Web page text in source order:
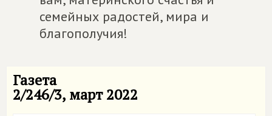
семейных радостей, мира и
благополучия!
Газета
2/246/3, март 2022